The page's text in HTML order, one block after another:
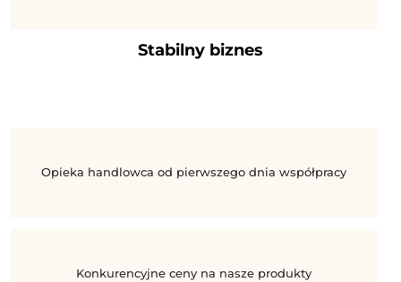
Stabilny biznes
Opieka handlowca od pierwszego dnia współpracy
Konkurencyjne ceny na nasze produkty